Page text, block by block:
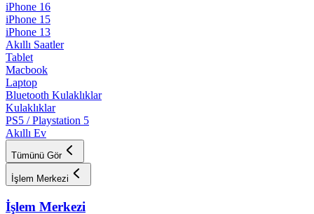
iPhone 16
iPhone 15
iPhone 13
Akıllı Saatler
Tablet
Macbook
Laptop
Bluetooth Kulaklıklar
Kulaklıklar
PS5 / Playstation 5
Akıllı Ev
Tümünü Gör
İşlem Merkezi
İşlem Merkezi